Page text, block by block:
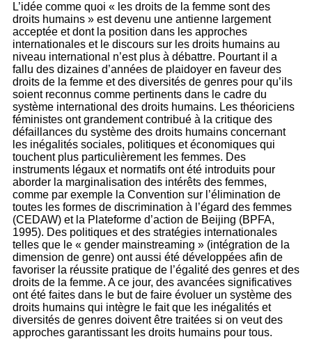
L’idée comme quoi « les droits de la femme sont des
droits humains » est devenu une antienne largement
acceptée et dont la position dans les approches
internationales et le discours sur les droits humains au
niveau international n’est plus à débattre. Pourtant il a
fallu des dizaines d’années de plaidoyer en faveur des
droits de la femme et des diversités de genres pour qu’ils
soient reconnus comme pertinents dans le cadre du
système international des droits humains. Les théoriciens
féministes ont grandement contribué à la critique des
défaillances du système des droits humains concernant
les inégalités sociales, politiques et économiques qui
touchent plus particulièrement les femmes. Des
instruments légaux et normatifs ont été introduits pour
aborder la marginalisation des intérêts des femmes,
comme par exemple la Convention sur l’élimination de
toutes les formes de discrimination à l’égard des femmes
(CEDAW) et la Plateforme d’action de Beijing (BPFA,
1995). Des politiques et des stratégies internationales
telles que le « gender mainstreaming » (intégration de la
dimension de genre) ont aussi été développées afin de
favoriser la réussite pratique de l’égalité des genres et des
droits de la femme. A ce jour, des avancées significatives
ont été faites dans le but de faire évoluer un système des
droits humains qui intègre le fait que les inégalités et
diversités de genres doivent être traitées si on veut des
approches garantissant les droits humains pour tous.